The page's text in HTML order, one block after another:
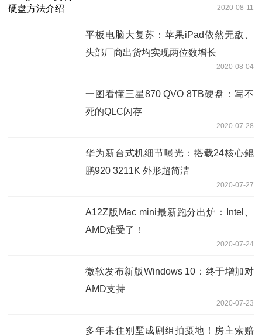
2020-08-11
平板电脑大复苏：苹果iPad依然无敌、
头部厂商出货均实现两位数增长
2020-08-04
一图看懂三星870 QVO 8TB硬盘：写不
死的QLC闪存
2020-07-28
华为新台式机细节曝光：搭载24核心鲲
鹏920 3211K 外形超简洁
2020-07-27
A12Z版Mac mini最新跑分出炉：Intel、
AMD难受了！
2020-07-24
微软发布新版Windows 10：终于增加对
AMD支持
2020-07-23
多年未住别墅成剧组拍摄地！房主索赔